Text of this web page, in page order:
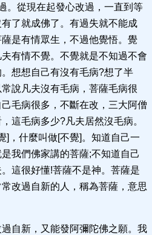
。從現在起發心改過，一直到等
了就成佛了。有過失就不能成
是有情眾生，不過他覺悟。覺
有情不覺。不覺就是不知過不會
想想自己有沒有毛病?想了半
說凡夫沒有毛病，菩薩毛病很
毛病很多，不斷在改，三大阿僧
這毛病多少?凡夫居然沒毛病。
]，什麼叫做[不覺]。知道自己一
我們佛家講的菩薩;不知道自己
這很好懂!菩薩不是神。菩薩是
改過自新的人，稱為菩薩，意思
自新，又能發阿彌陀佛之願。我